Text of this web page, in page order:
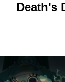
ארוכות